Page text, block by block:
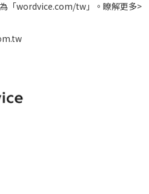
「wordvice.com/tw」。 瞭解更多>